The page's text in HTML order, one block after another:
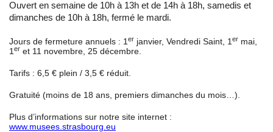
Ouvert en semaine de 10h à 13h et de 14h à 18h, samedis et
dimanches de 10h à 18h, fermé le mardi.
Jours de fermeture annuels : 1 er janvier, Vendredi Saint, 1 er mai,
1 er et 11 novembre, 25 décembre.
Tarifs : 6,5 € plein / 3,5 € réduit.
Gratuité (moins de 18 ans, premiers dimanches du mois…).
Plus d’informations sur notre site internet :
www.musees.strasbourg.eu